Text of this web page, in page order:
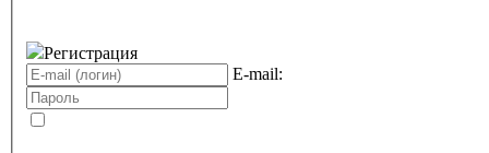
Регистрация
E-mail: